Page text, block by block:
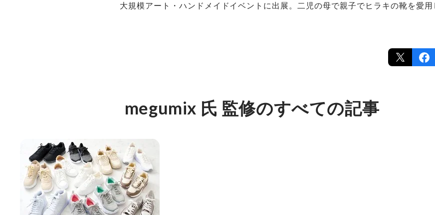
大規模アート・ハンドメイドイベントに出展。二児の母で親子でヒラキの靴を愛用
megumix 氏 監修のすべての記事